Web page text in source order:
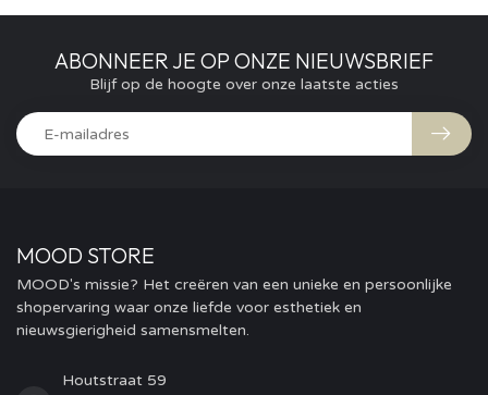
ABONNEER JE OP ONZE NIEUWSBRIEF
Blijf op de hoogte over onze laatste acties
MOOD STORE
MOOD's missie? Het creëren van een unieke en persoonlijke
shopervaring waar onze liefde voor esthetiek en
nieuwsgierigheid samensmelten.
Houtstraat 59